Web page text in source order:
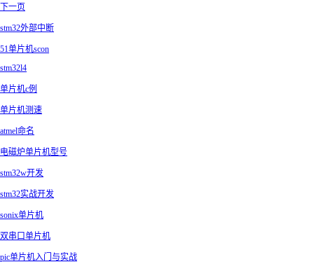
下一页
stm32外部中断
51单片机scon
stm32l4
单片机c例
单片机测速
atmel命名
电磁炉单片机型号
stm32w开发
stm32实战开发
sonix单片机
双串口单片机
pic单片机入门与实战